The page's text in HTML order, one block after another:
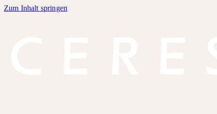
Zum Inhalt springen